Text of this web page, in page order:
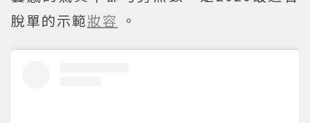
脫單的示範妝容 。